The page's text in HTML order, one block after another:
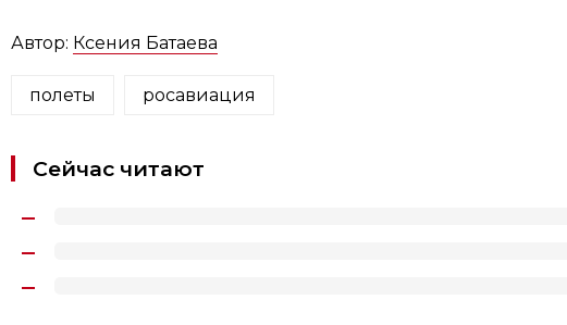
Автор: Ксения Батаева
полеты росавиация
Сейчас читают